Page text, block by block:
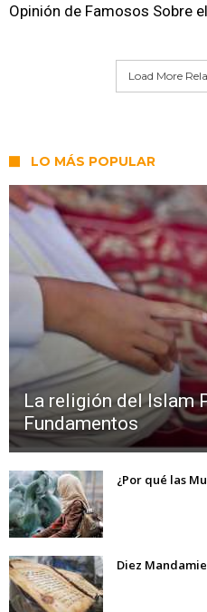
Load More
LO MÁS POPULAR
La religión del Islam
Fundamentos
¿Por qué las
Diez